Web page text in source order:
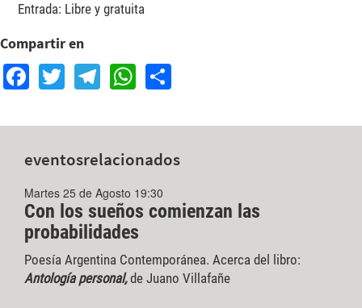
Entrada: Libre y gratuita
Compartir en
Facebook
TwitterTelegram
WhatsApp
eventosrelacionados
Martes 25 de Agosto 19:30
Con los sueños comienzan las
probabilidades
Poesía Argentina Contemporánea. Acerca del libro:
Antología personal,de Juano Villafañe